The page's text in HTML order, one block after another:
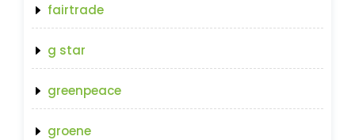
fairtrade
g star
greenpeace
groene